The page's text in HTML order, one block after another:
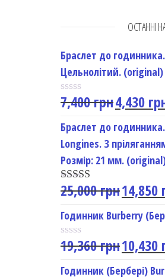
ОСТАННІ
Браслет до
Цельнолітий. (original)
R
t
e
d
0
o
u
t
o
5
7,400грн4,430
Браслет до
Longines. З
Розмір: 21 мм.
Rated5.00
out of 5
25,000грн14,850
Годинник Burberry
R
t
19,360грн10,430
Годинник (Бербері)